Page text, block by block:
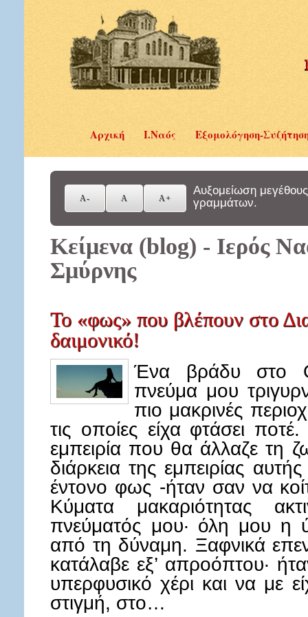
Αρχική Ι.Ναός Εξομολόγηση-
Αυξομείωση μεγέθους
γραμμάτων.
Κείμενα (blog) - Ιερός
Σμύρνης
Το «φως» που βλέπουν στο
δαιμονικό!
Ένα βράδυ στο
πνεύμα μου
πιο μακρινές
τις οποίες είχα φτάσει
εμπειρία που θα άλλαζε τη
διάρκεια της εμπειρίας
έντονο φως -ήταν σαν να
Κύματα μακαριότητας
πνεύματός μου· όλη μου η
από τη δύναμη. Ξαφνικά
κατάλαβε εξ’ απροόπτου·
υπερφυσικό χέρι και να με
στιγμή, στο…